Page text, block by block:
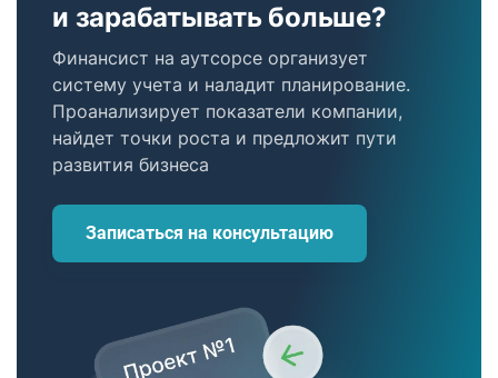
и зарабатывать больше?
Финансист на аутсорсе организует
систему учета и наладит планирование.
Проанализирует показатели компании,
найдет точки роста и предложит пути
развития бизнеса
Записаться на консультацию